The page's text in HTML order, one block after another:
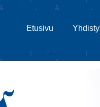
Etusivu